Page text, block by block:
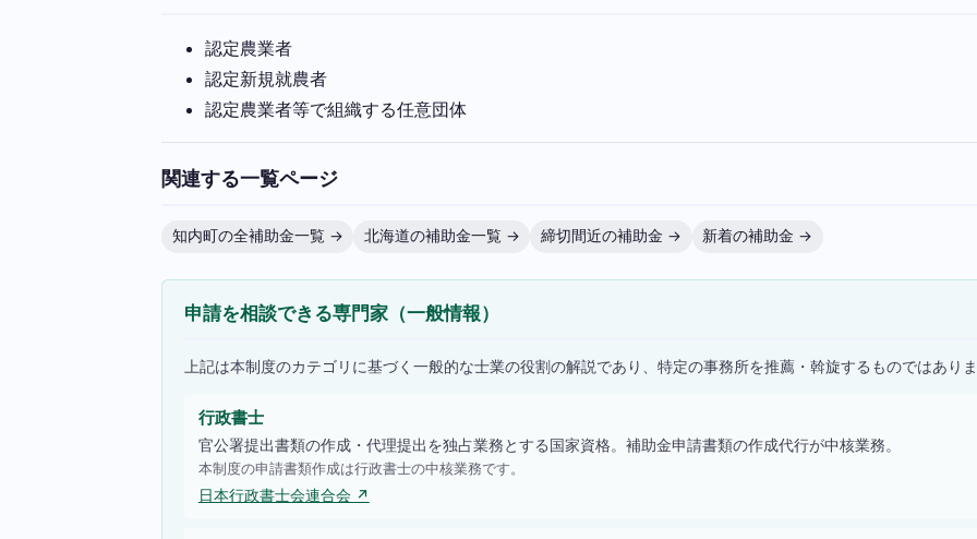
認定農業者
認定新規就農者
認定農業者等で組織する任意団体
関連する一覧ページ
知内町の全補助金一覧 → 北海道の補助金一覧 → 締切間近の補助金 → 新着の補助金 →
申請を相談できる専門家（一般情報）
上記は本制度のカテゴリに基づく一般的な士業の役割の解説であり、特定の事務所を推薦・斡旋するものではあり
行政書士
官公署提出書類の作成・代理提出を独占業務とする国家資格。補助金申請書類の作成代行が中核業務。
本制度の申請書類作成は行政書士の中核業務です。
日本行政書士会連合会 ↗